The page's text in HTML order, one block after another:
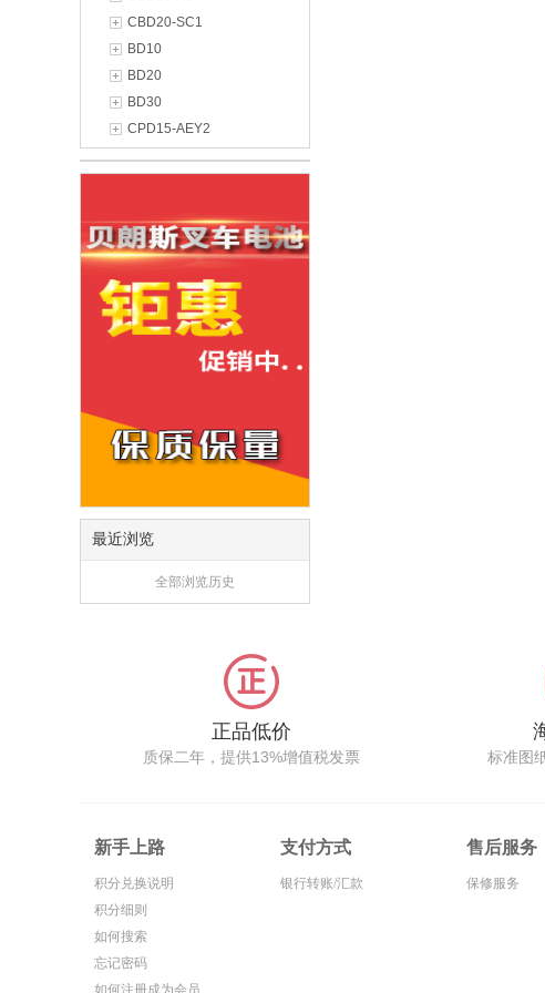
CBD20-SC1
BD10
BD20
BD30
CPD15-AEY2
最近浏览
全部浏览历史
正品低价
质保二年，提供13%增值税发票 标准图
新手上路
积分兑换说明
积分细则
如何搜索
忘记密码
如何注册成为会员
支付方式
银行转账/汇款
售后服务
保修服务